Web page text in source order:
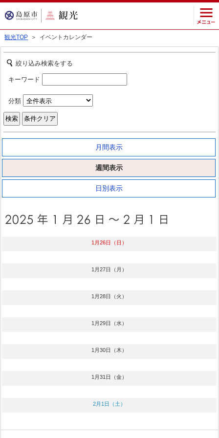
観光TOP ＞ イベントカレンダー
絞り込み検索をする
キーワード
分類
月間表示
週間表示
日別表示
1月26日（日）
1月27日（月）
1月28日（火）
1月29日（水）
1月30日（木）
1月31日（金）
2月1日（土）